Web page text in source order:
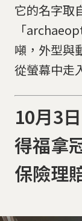
它的名字取
「
噸，外型與
從螢幕中走
10月3
得福拿
保險理